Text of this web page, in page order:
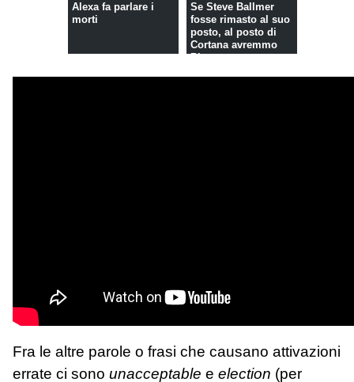
Alexa fa parlare i
morti
Se Steve Ballmer
fosse rimasto al suo
posto, al posto di
Cortana avremmo
Bingo
Fra le altre parole o frasi che causano attivazioni
errate ci sono unacceptable e election (per